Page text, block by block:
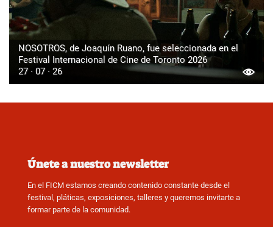
NOSOTROS, de Joaquín Ruano, fue seleccionada en el
Festival Internacional de Cine de Toronto 2026
27 · 07 · 26
Únete a nuestro newsletter
En el FICM estamos creando contenido constante desde el
festival, pláticas, exposiciones, talleres y queremos invitarte a
formar parte de la comunidad.